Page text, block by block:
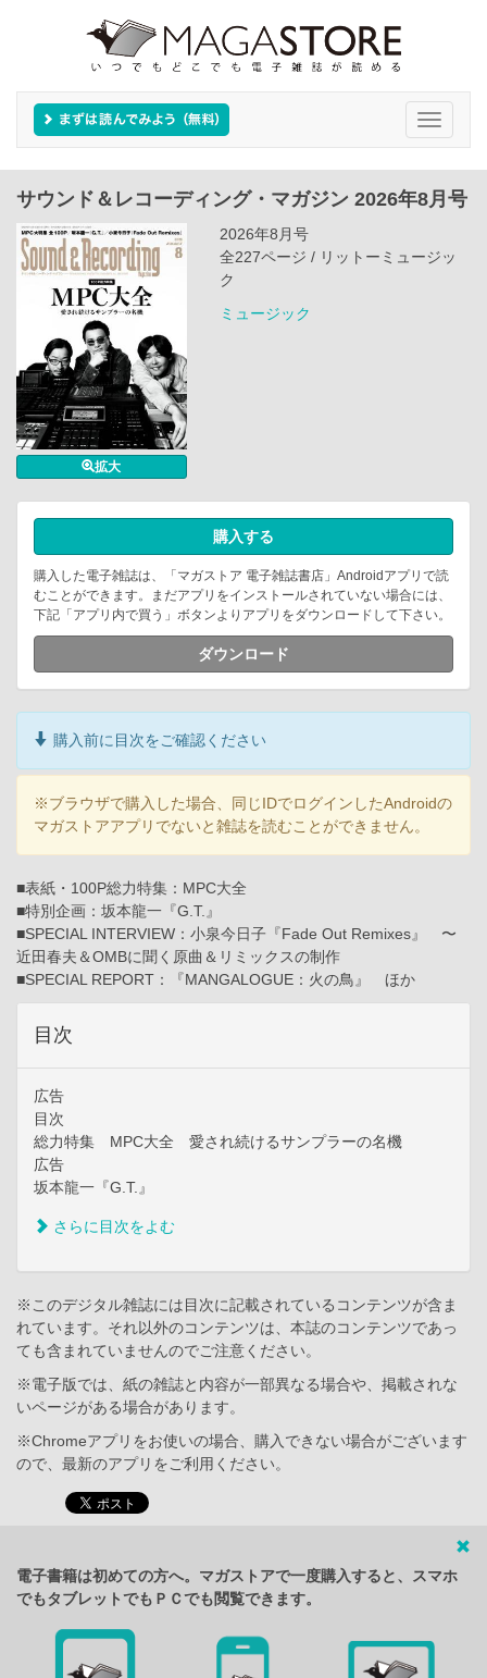
Toggle
サウンド＆レコーディング・マガジン 2026年8月号
拡大
2026年8月号
全227ページ / リットーミュージッ
ク
ミュージック
購入する
購入した電子雑誌は、「マガストア 電子雑誌書店」Androidアプリで読
むことができます。まだアプリをインストールされていない場合には、
下記「アプリ内で買う」ボタンよりアプリをダウンロードして下さい。
ダウンロード
購入前に目次をご確認ください
※ブラウザで購入した場合、同じIDでログインしたAndroidの
マガストアアプリでないと雑誌を読むことができません。
■表紙・100P総力特集：MPC大全
■特別企画：坂本龍一『G.T.』
■SPECIAL INTERVIEW：小泉今日子『Fade Out Remixes』 〜
近田春夫＆OMBに聞く原曲＆リミックスの制作
■SPECIAL REPORT：『MANGALOGUE：火の鳥』 ほか
目次
広告
目次
総力特集 MPC大全 愛され続けるサンプラーの名機
広告
坂本龍一『G.T.』
さらに目次をよむ
※このデジタル雑誌には目次に記載されているコンテンツが含ま
れています。それ以外のコンテンツは、本誌のコンテンツであっ
ても含まれていませんのでご注意ください。
※電子版では、紙の雑誌と内容が一部異なる場合や、掲載されな
いページがある場合があります。
※Chromeアプリをお使いの場合、購入できない場合がございます
ので、最新のアプリをご利用ください。
電子書籍は初めての方へ。マガストアで一度購入すると、スマホ
でもタブレットでもＰＣでも閲覧できます。